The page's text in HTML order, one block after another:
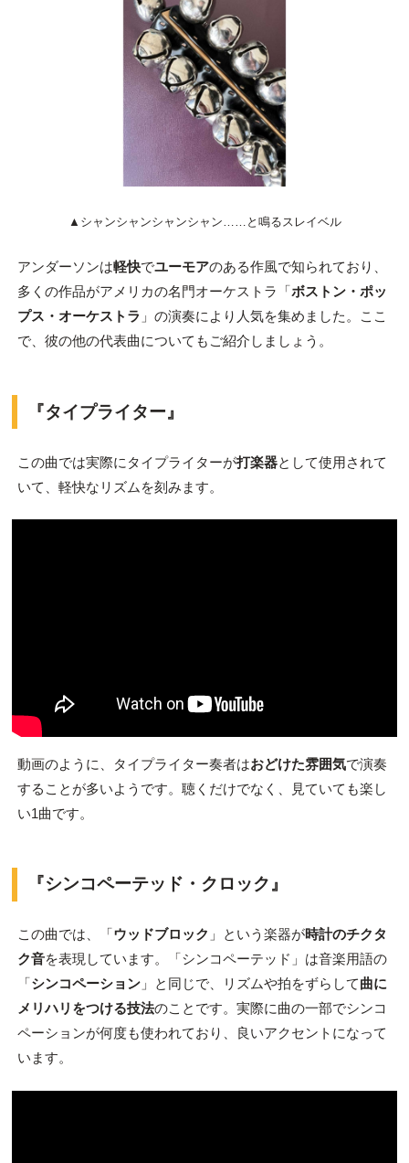
▲シャンシャンシャンシャン……と鳴るスレイベル
アンダーソンは軽快でユーモアのある作風で知られており、
多くの作品がアメリカの名門オーケストラ「ボストン・ポッ
プス・オーケストラ 」の演奏により人気を集めました。ここ
で、彼の他の代表曲についてもご紹介しましょう。
『タイプライター』
この曲では実際にタイプライターが打楽器として使用されて
いて、軽快なリズムを刻みます。
動画のように、タイプライター奏者はおどけた雰囲気で演奏
することが多いようです。聴くだけでなく、見ていても楽し
い1曲です。
『シンコペーテッド・クロック』
この曲では、「ウッドブロック 」という楽器が時計のチクタ
ク音を表現しています。「シンコペーテッド」は音楽用語の
「シンコペーション」と同じで、リズムや拍をずらして曲に
メリハリをつける技法のことです。実際に曲の一部でシンコ
ペーションが何度も使われており、良いアクセントになって
います。